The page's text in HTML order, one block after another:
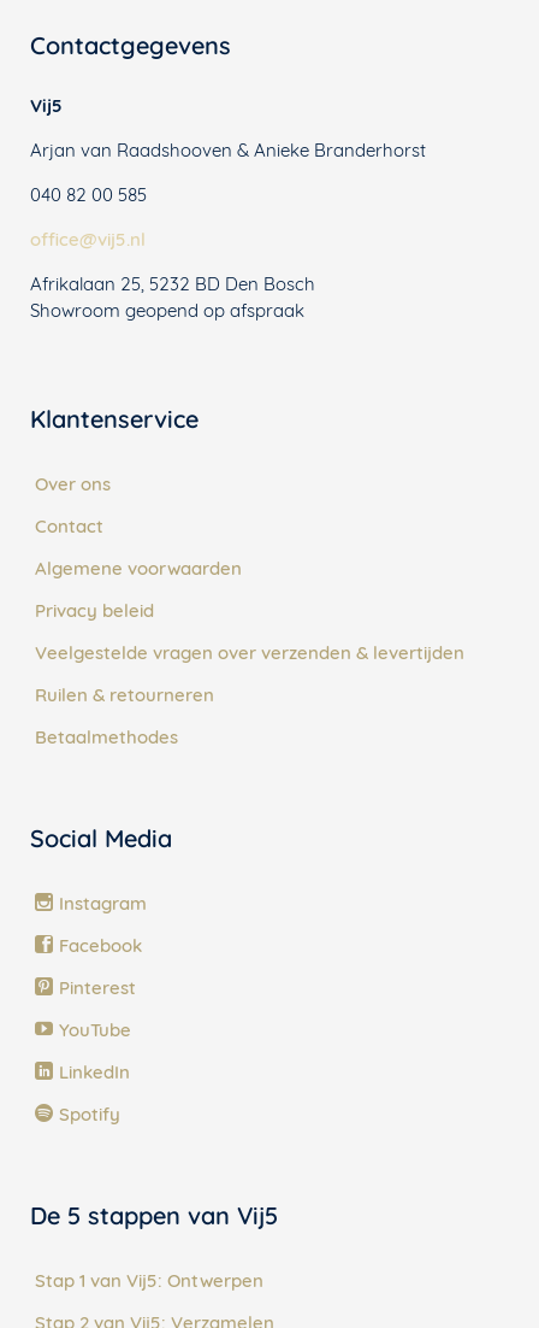
Contactgegevens
Vij5
Arjan van Raadshooven & Anieke Branderhorst
040 82 00 585
office@vij5.nl
Afrikalaan 25, 5232 BD Den Bosch
Showroom geopend op afspraak
Klantenservice
Over ons
Contact
Algemene voorwaarden
Privacy beleid
Veelgestelde vragen over verzenden & levertijden
Ruilen & retourneren
Betaalmethodes
Social Media
Instagram
Facebook
Pinterest
YouTube
LinkedIn
Spotify
De 5 stappen van Vij5
Stap 1 van Vij5: Ontwerpen
Stap 2 van Vij5: Verzamelen